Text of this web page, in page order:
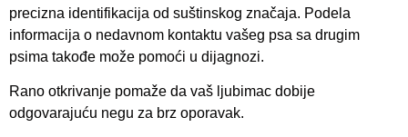
precizna identifikacija od suštinskog značaja. Podela
informacija o nedavnom kontaktu vašeg psa sa drugim
psima takođe može pomoći u dijagnozi.
Rano otkrivanje pomaže da vaš ljubimac dobije
odgovarajuću negu za brz oporavak.